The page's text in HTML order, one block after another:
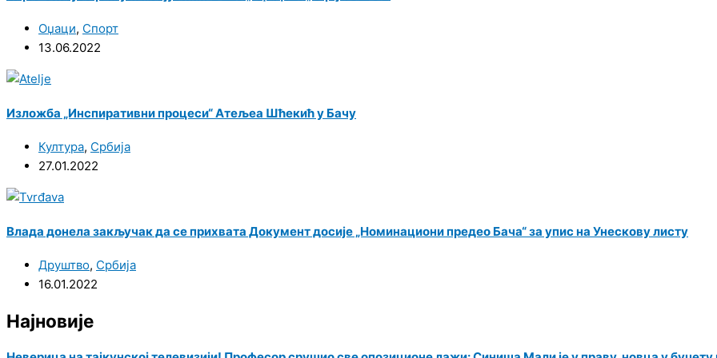
Оџаци, Спорт
13.06.2022
Изложба „Инспиративни процеси“ Атељеа Шћекић у Бачу
Култура, Србија
27.01.2022
Влада донела закључак да се прихвата Документ досије „Номинациони предео Бача“ за упис на Унескову листу
Друштво, Србија
16.01.2022
Најновије